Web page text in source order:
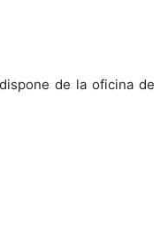
de la oficina de